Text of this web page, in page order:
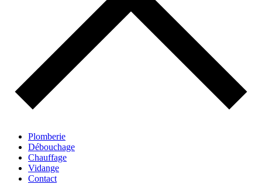
Plomberie
Débouchage
Chauffage
Vidange
Contact